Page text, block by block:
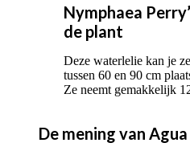
Nymphaea
de plant
Deze waterlelie kan je
tussen 60 en 90 cm
Ze neemt gemakkelijk
De mening van Agua